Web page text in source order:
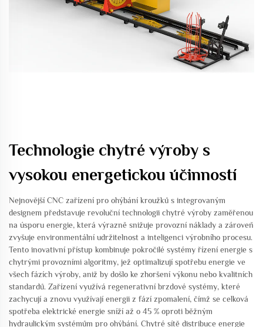
Technologie chytré výroby s
vysokou energetickou účinností
Nejnovější CNC zařízení pro ohýbání kroužků s integrovaným
designem představuje revoluční technologii chytré výroby zaměřenou
na úsporu energie, která výrazně snižuje provozní náklady a zároveň
zvyšuje environmentální udržitelnost a inteligenci výrobního procesu.
Tento inovativní přístup kombinuje pokročilé systémy řízení energie s
chytrými provozními algoritmy, jež optimalizují spotřebu energie ve
všech fázích výroby, aniž by došlo ke zhoršení výkonu nebo kvalitních
standardů. Zařízení využívá regenerativní brzdové systémy, které
zachycují a znovu využívají energii z fází zpomalení, čímž se celková
spotřeba elektrické energie sníží až o 45 % oproti běžným
hydraulickým systémům pro ohýbání. Chytré sítě distribuce energie